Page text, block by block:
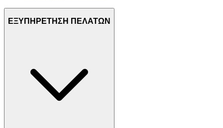
ΕΞΥΠΗΡΕΤΗΣΗ ΠΕΛΑΤΩΝ